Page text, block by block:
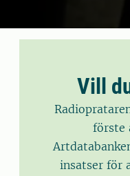
Vill
förste
insatser för